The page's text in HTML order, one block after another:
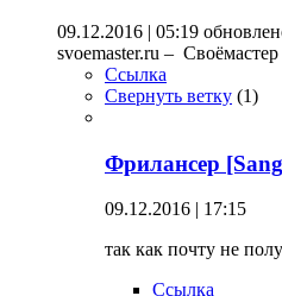
09.12.2016 | 05:19
svoemaster.ru – Своёмастер
Ссылка
Свернуть ветку (1)
Фрилансер
09.12.2016 | 17:15
так как почту не
Ссылка